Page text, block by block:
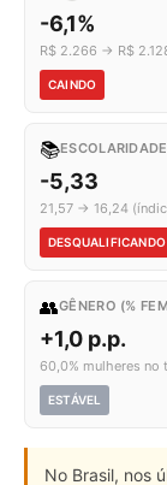
-6,1%
R$ 2.266 → R$
CAINDO
📚ESCOLARIDADE
-5,33
21,57 → 16,24
DESQUALIFICANDO
👥GÊNERO (%
+1,0 p.p.
60,0% mulheres no
ESTÁVEL
No Brasil, nos